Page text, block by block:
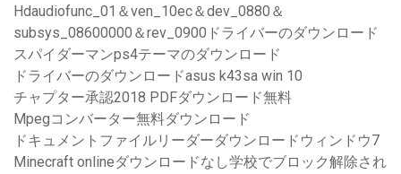
Hdaudiofunc_01＆ven_10ec＆dev_0880＆
subsys_08600000＆rev_0900ドライバーのダウンロード
スパイダーマンps4テーマのダウンロード
ドライバーのダウンロードasus k43sa win 10
チャプター承認2018 PDFダウンロード無料
Mpegコンバーター無料ダウンロード
ドキュメントファイルリーダーダウンロードウィンドウ7
Minecraft onlineダウンロードなし学校でブロック解除され